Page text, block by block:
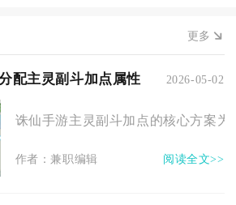
更多
配主灵副斗加点属性 2026-05-02
诛仙手游主灵副斗加点的核心方案
作者：兼职编辑 阅读全文>>